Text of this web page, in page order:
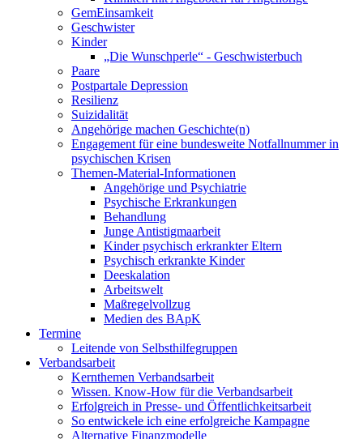
GemEinsamkeit
Geschwister
Kinder
„Die Wunschperle“ - Geschwisterbuch
Paare
Postpartale Depression
Resilienz
Suizidalität
Angehörige machen Geschichte(n)
Engagement für eine bundesweite Notfallnummer in
psychischen Krisen
Themen-Material-Informationen
Angehörige und Psychiatrie
Psychische Erkrankungen
Behandlung
Junge Antistigmaarbeit
Kinder psychisch erkrankter Eltern
Psychisch erkrankte Kinder
Deeskalation
Arbeitswelt
Maßregelvollzug
Medien des BApK
Termine
Leitende von Selbsthilfegruppen
Verbandsarbeit
Kernthemen Verbandsarbeit
Wissen. Know-How für die Verbandsarbeit
Erfolgreich in Presse- und Öffentlichkeitsarbeit
So entwickele ich eine erfolgreiche Kampagne
Alternative Finanzmodelle